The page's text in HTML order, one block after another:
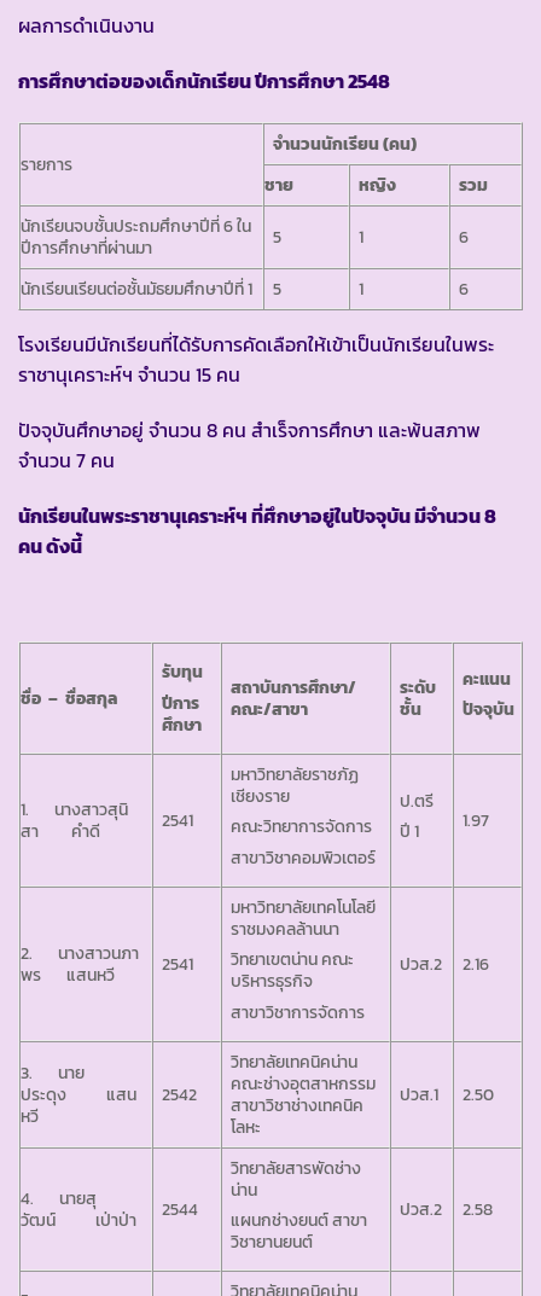
ผลการดำเนินงาน
การศึกษาต่อของเด็กนักเรียน ปีการศึกษา 2548
รายการ
จำนวนนักเรียน (คน)
ชาย
หญิง
รวม
นักเรียนจบชั้นประถมศึกษาปีที่ 6 ใน
ปีการศึกษาที่ผ่านมา
5 1
6
นักเรียนเรียนต่อชั้นมัธยมศึกษาปีที่ 1
5 1 6
โรงเรียนมีนักเรียนที่ได้รับการคัดเลือกให้เข้าเป็นนักเรียนในพระ
ราชานุเคราะห์ฯ จำนวน 15 คน
ปัจจุบันศึกษาอยู่ จำนวน 8 คน สำเร็จการศึกษา และพ้นสภาพ
จำนวน 7 คน
นักเรียนในพระราชานุเคราะห์ฯ ที่ศึกษาอยู่ในปัจจุบัน มีจำนวน8
คน ดังนี้
ชื่อ – ชื่อสกุล
รับทุน
ปีการ
ศึกษา
สถาบันการศึกษา/
คณะ/สาขา
ระดับ
ชั้น
คะแนน
ปัจจุบัน
1. นางสาวสุนิ
สา คำดี
2541
มหาวิทยาลัยราชภัฏ
เชียงราย
คณะวิทยาการจัดการ
สาขาวิชาคอมพิวเตอร์
ป.ตรี
ปี 1
1.97
2. นางสาวนภา
พร แสนหวี
2541
มหาวิทยาลัยเทคโนโลยี
ราชมงคลล้านนา
วิทยาเขตน่าน คณะ
บริหารธุรกิจ
สาขาวิชาการจัดการ
ปวส.2 2.16
3. นาย
ประดุง แสน
หวี
2542
วิทยาลัยเทคนิคน่าน
คณะช่างอุตสาหกรรม
สาขาวิชาช่างเทคนิค
โลหะ
ปวส.1 2.50
4. นายสุ
วัฒน์ เป่าป่า
2544
วิทยาลัยสารพัดช่าง
น่าน
แผนกช่างยนต์ สาขา
วิชายานยนต์
ปวส.2 2.58